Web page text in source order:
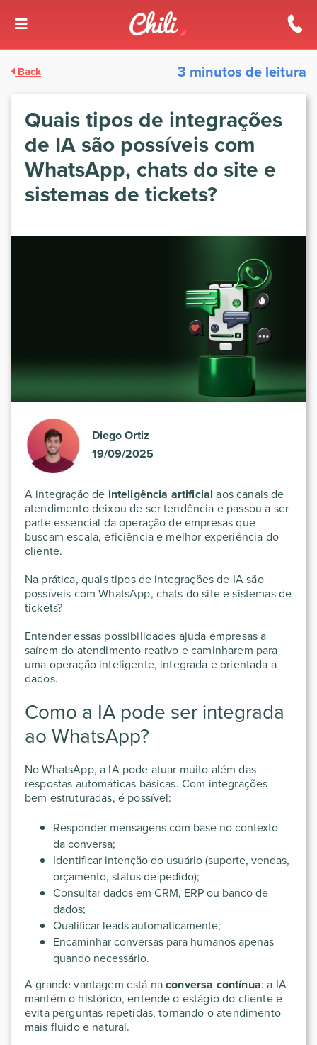
Back 3 minutos de leitura
Quais tipos de integrações
de IA são possíveis com
WhatsApp, chats do site e
sistemas de tickets?
Diego Ortiz
19/09/2025
A integração de inteligência artificial aos canais de
atendimento deixou de ser tendência e passou a ser
parte essencial da operação de empresas que
buscam escala, eficiência e melhor experiência do
cliente.
Na prática, quais tipos de integrações de IA são
possíveis com WhatsApp, chats do site e sistemas de
tickets?
Entender essas possibilidades ajuda empresas a
saírem do atendimento reativo e caminharem para
uma operação inteligente, integrada e orientada a
dados.
Como a IA pode ser integrada
ao WhatsApp?
No WhatsApp, a IA pode atuar muito além das
respostas automáticas básicas. Com integrações
bem estruturadas, é possível:
Responder mensagens com base no contexto
da conversa;
Identificar intenção do usuário (suporte, vendas,
orçamento, status de pedido);
Consultar dados em CRM, ERP ou banco de
dados;
Qualificar leads automaticamente;
Encaminhar conversas para humanos apenas
quando necessário.
A grande vantagem está naconversa contínua: a IA
mantém o histórico, entende o estágio do cliente e
evita perguntas repetidas, tornando o atendimento
mais fluido e natural.